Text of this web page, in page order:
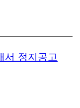
서 정지공고